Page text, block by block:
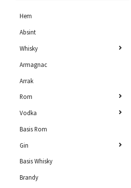
Hem
Absint
Whisky
Armagnac
Arrak
Rom
Vodka
Basis Rom
Gin
Basis Whisky
Brandy